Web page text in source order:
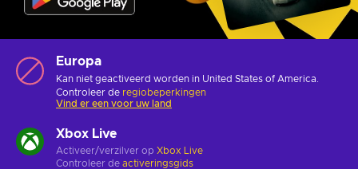
Europa
Kan niet geactiveerd worden in United States of America.
Controleer de regiobeperkingen
Vind er een voor uw land
Xbox Live
Activeer/verzilver op Xbox Live
Controleer de activeringsgids